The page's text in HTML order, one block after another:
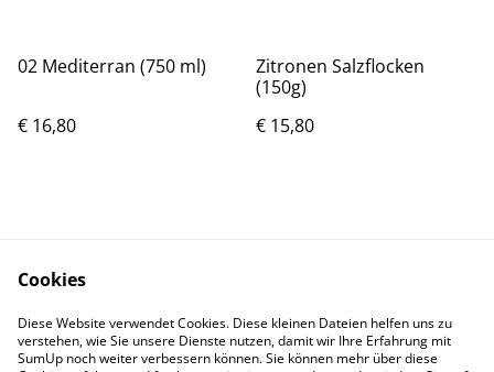
02 Mediterran (750 ml)
€ 16,80
Zitronen Salzflocken
(150g)
€ 15,80
Rechtliches
Datenschutz
Cookie-Richtlinie
Cookies
Diese Website verwendet Cookies. Diese kleinen Dateien helfen uns zu
verstehen, wie Sie unsere Dienste nutzen, damit wir Ihre Erfahrung mit
SumUp noch weiter verbessern können. Sie können mehr über diese